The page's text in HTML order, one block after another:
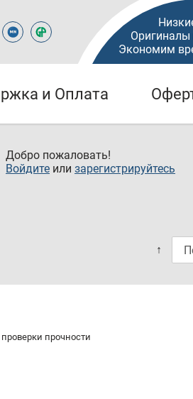
Оригиналы
Экономим
и Оплата
Добро пожаловать!
Войдите или зарегистрируйтесь
↑
прочности